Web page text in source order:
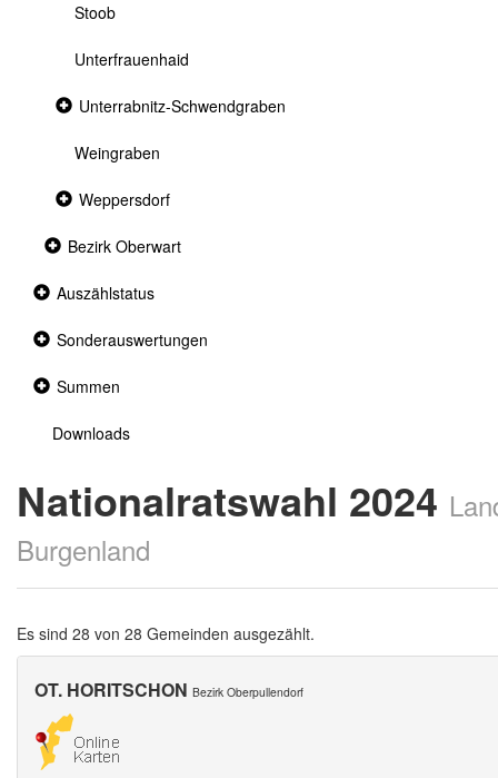
Stoob
Unterfrauenhaid
Collapsed
Unterrabnitz-Schwendgraben
Weingraben
Collapsed
section
Weppersdorf
Collapsed
Bezirk Oberwart
Collapsed
Auszählstatus
Collapsed
Sonderauswertungen
Collapsed
Summen
Downloads
Nationalratswahl 2024
Burgenland
Es sind 28 von 28 Gemeinden ausgezählt.
OT. HORITSCHON Bezirk Oberpullendorf